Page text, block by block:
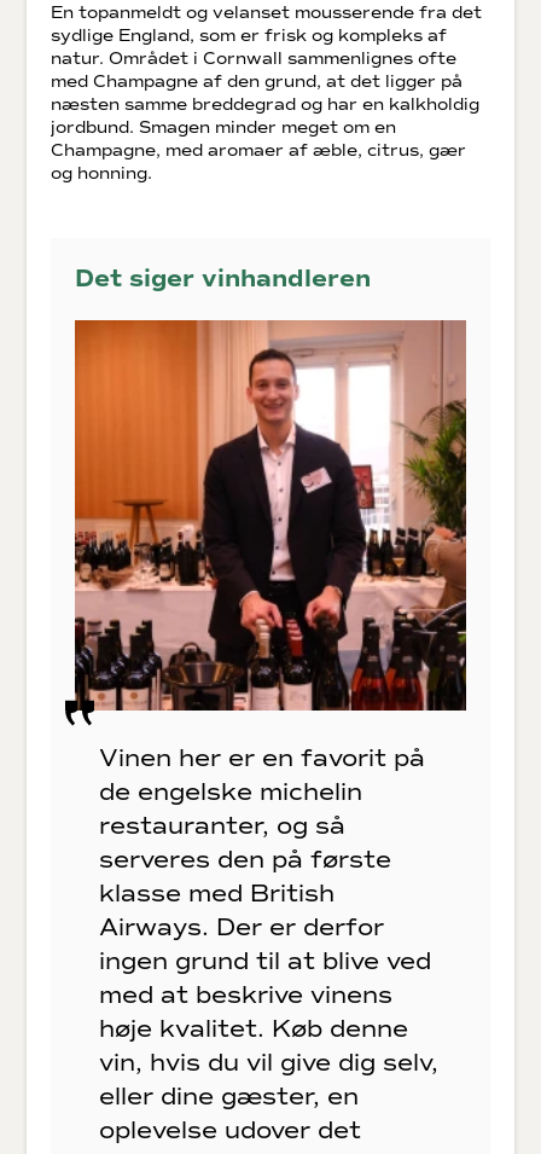
En topanmeldt og velanset mousserende fra det
sydlige England, som er frisk og kompleks af
natur. Området i Cornwall sammenlignes ofte
med Champagne af den grund, at det ligger på
næsten samme breddegrad og har en kalkholdig
jordbund. Smagen minder meget om en
Champagne, med aromaer af æble, citrus, gær
og honning.
Det siger vinhandleren
Vinen her er en favorit på
de engelske michelin
restauranter, og så
serveres den på første
klasse med British
Airways. Der er derfor
ingen grund til at blive ved
med at beskrive vinens
høje kvalitet. Køb denne
vin, hvis du vil give dig selv,
eller dine gæster, en
oplevelse udover det